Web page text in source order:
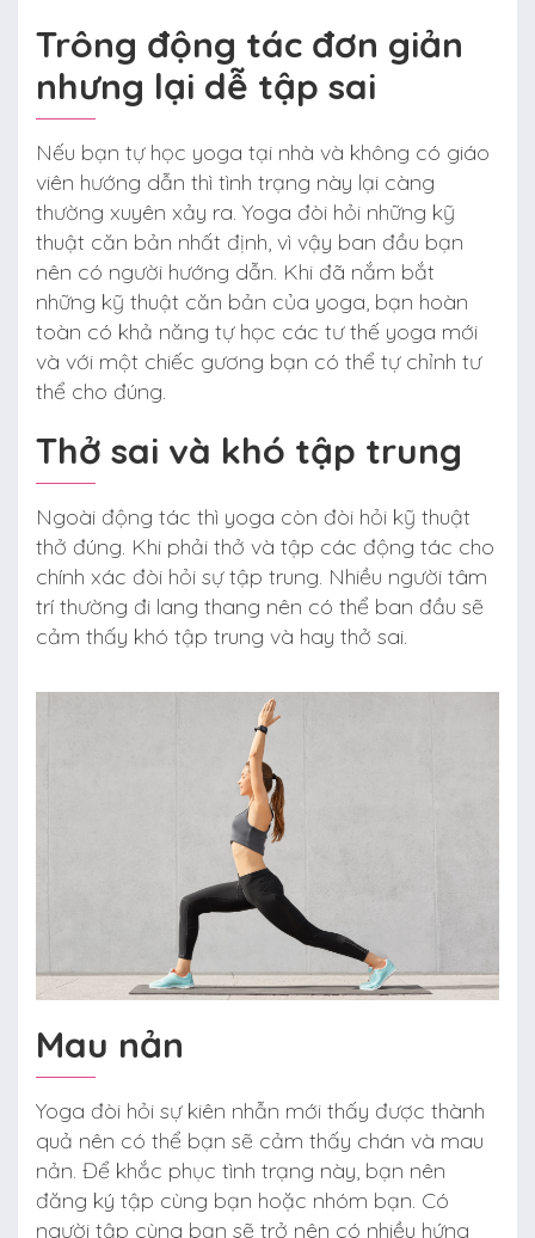
Trông động tác đơn giản
nhưng lại dễ tập sai
Nếu bạn tự học yoga tại nhà và không có giáo
viên hướng dẫn thì tình trạng này lại càng
thường xuyên xảy ra. Yoga đòi hỏi những kỹ
thuật căn bản nhất định, vì vậy ban đầu bạn
nên có người hướng dẫn. Khi đã nắm bắt
những kỹ thuật căn bản của yoga, bạn hoàn
toàn có khả năng tự học các tư thế yoga mới
và với một chiếc gương bạn có thể tự chỉnh tư
thể cho đúng.
Thở sai và khó tập trung
Ngoài động tác thì yoga còn đòi hỏi kỹ thuật
thở đúng. Khi phải thở và tập các động tác cho
chính xác đòi hỏi sự tập trung. Nhiều người tâm
trí thường đi lang thang nên có thể ban đầu sẽ
cảm thấy khó tập trung và hay thở sai.
Mau nản
Yoga đòi hỏi sự kiên nhẫn mới thấy được thành
quả nên có thể bạn sẽ cảm thấy chán và mau
nản. Để khắc phục tình trạng này, bạn nên
đăng ký tập cùng bạn hoặc nhóm bạn. Có
người tập cùng bạn sẽ trở nên có nhiều hứng